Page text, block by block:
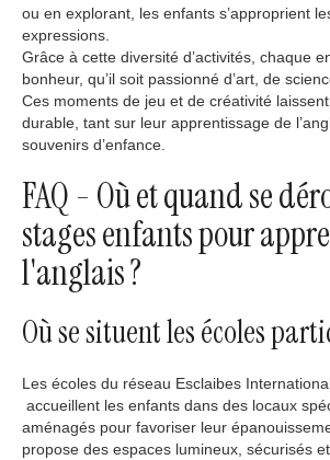
ou en explorant, les enfants s’approprient
expressions.
Grâce à cette diversité d’activités, chaque
bonheur, qu’il soit passionné d’art, de
Ces moments de jeu et de créativité
durable, tant sur leur apprentissage de
souvenirs d’enfance.
FAQ - Où et quand se
stages enfants pour
l'anglais ?
Où se situent les écoles
Les écoles du réseau Esclaibes
accueillent les enfants dans des locaux
aménagés pour favoriser leur
propose des espaces lumineux, sécurisés